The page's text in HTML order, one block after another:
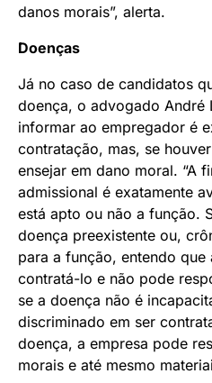
danos morais”, alerta.
Doenças
Já no caso de candidatos
doença, o advogado André
informar ao empregador é
contratação, mas, se
ensejar em dano moral. “A
admissional é exatamente
está apto ou não a função.
doença preexistente ou,
para a função, entendo
contratá-lo e não pode
se a doença não é
discriminado em ser
doença, a empresa pode
morais e até mesmo